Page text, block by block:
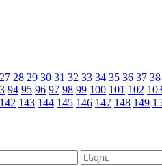
27 28 29 30 31 32 33 34 35 36 37 38
94 95 96 97 98 99 100 101 102
142 143 144 145 146 147 148 149